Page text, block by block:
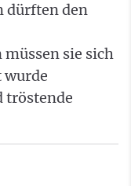
dürften den
sie sich
wurde
tröstende